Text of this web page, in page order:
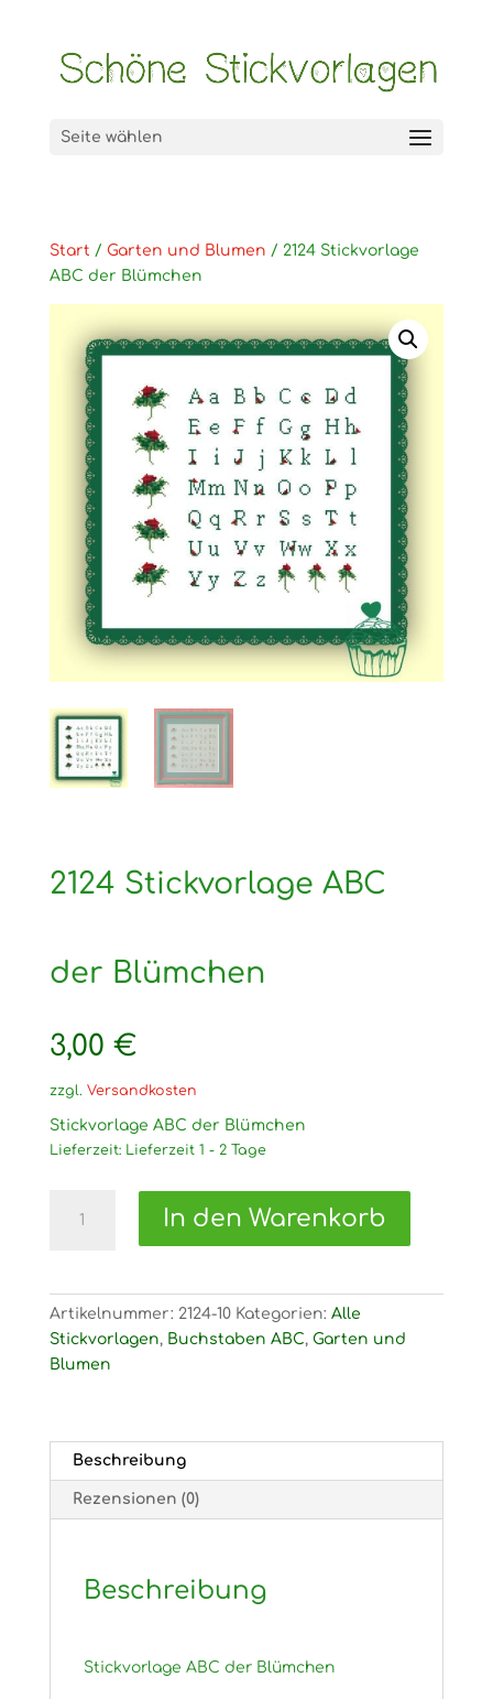
Seite wählen
Start / Garten und Blumen / 2124 Stickvorlage
ABC der Blümchen
2124 Stickvorlage ABC
der Blümchen
3,00 €
zzgl. Versandkosten
Stickvorlage ABC der Blümchen
Lieferzeit: Lieferzeit 1 - 2 Tage
Stickvorlage
Blümchen
Menge
In den Warenkorb
Artikelnummer: 2124-10 Kategorien: Alle
Stickvorlagen, Buchstaben ABC, Garten und
Blumen
Beschreibung
Rezensionen (0)
Beschreibung
Stickvorlage ABC der Blümchen